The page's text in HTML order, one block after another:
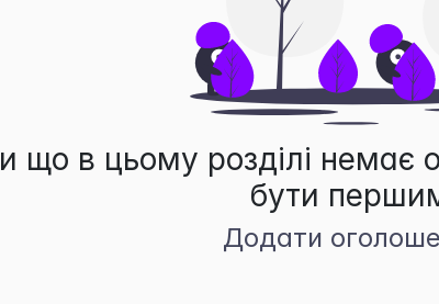
що в цьому розділі немає
бути
Додати